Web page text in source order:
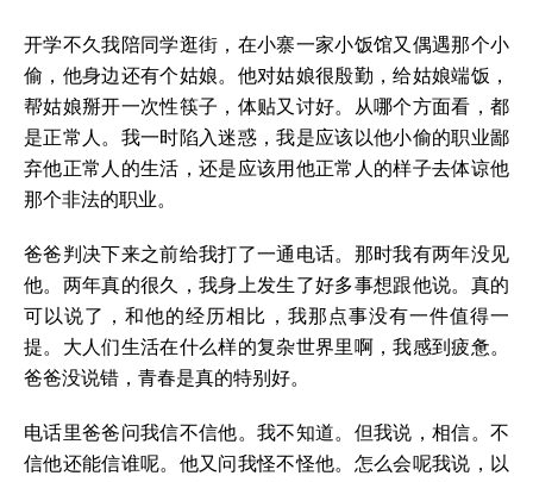
开学不久我陪同学逛街，在小寨一家小饭馆又偶遇那个小
偷，他身边还有个姑娘。他对姑娘很殷勤，给姑娘端饭，
帮姑娘掰开一次性筷子，体贴又讨好。从哪个方面看，都
是正常人。我一时陷入迷惑，我是应该以他小偷的职业鄙
弃他正常人的生活，还是应该用他正常人的样子去体谅他
那个非法的职业。
爸爸判决下来之前给我打了一通电话。那时我有两年没见
他。两年真的很久，我身上发生了好多事想跟他说。真的
可以说了，和他的经历相比，我那点事没有一件值得一
提。大人们生活在什么样的复杂世界里啊，我感到疲惫。
爸爸没说错，青春是真的特别好。
电话里爸爸问我信不信他。我不知道。但我说，相信。不
信他还能信谁呢。他又问我怪不怪他。怎么会呢我说，以